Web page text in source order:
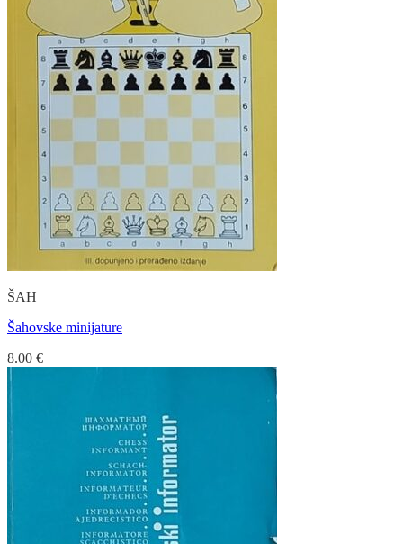
ŠAH
Šahovske minijature
8.00 €